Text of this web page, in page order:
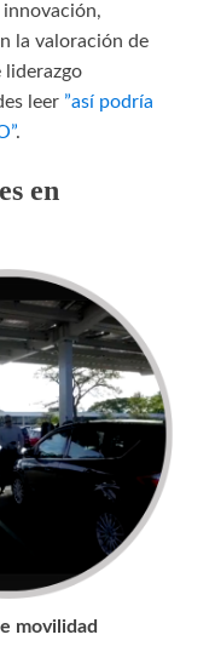
la valoración de
liderazgo
leer ”así podría
.
en
movilidad